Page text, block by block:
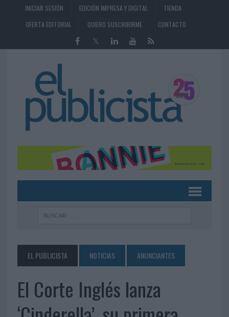
INICIAR SESIÓN EDICIÓN IMPRESA Y DIGITAL
TIENDA
OFERTA EDITORIAL
QUIERO SUSCRIBIRME CONTACTO
EL PUBLICISTA NOTICIAS ANUNCIANTES
El Corte Inglés lanza